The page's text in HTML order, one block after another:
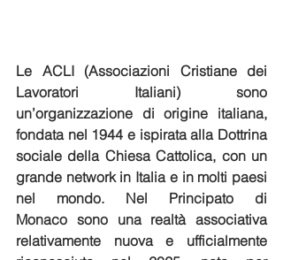
Le ACLI (Associazioni Cristiane dei
Lavoratori Italiani) sono
un’organizzazione di origine italiana,
fondata nel 1944 e ispirata alla Dottrina
sociale della Chiesa Cattolica, con un
grande network in Italia e in molti paesi
nel mondo. Nel Principato di
Monaco sono una realtà associativa
relativamente nuova e ufficialmente